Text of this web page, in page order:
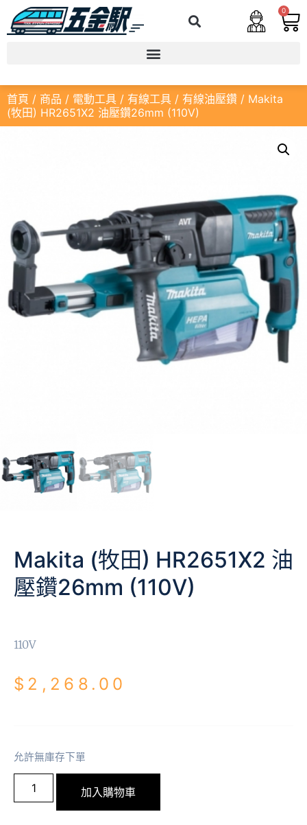
0
首頁 / 商品 / 電動工具 / 有線工具 / 有線油壓鑽 / Makita
(牧田) HR2651X2 油壓鑽26mm (110V)
Makita (牧田) HR2651X2 油
壓鑽26mm (110V)
110V
$ 2,268.00
允許無庫存下單
加入購物車